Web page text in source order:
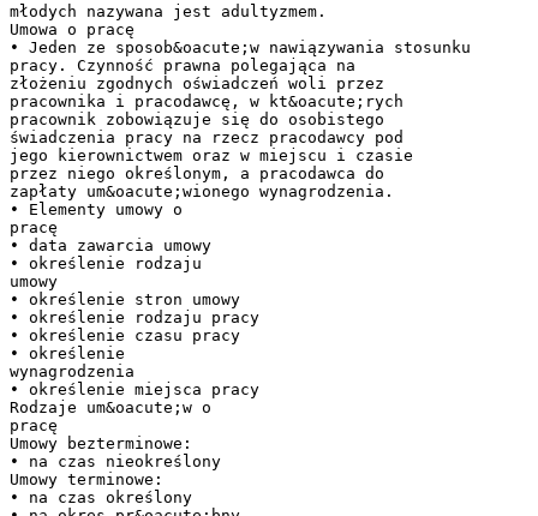
młodych nazywana jest adultyzmem.
Umowa o pracę
• Jeden ze sposob&oacute;w nawiązywania stosunku
pracy. Czynność prawna polegająca na
złożeniu zgodnych oświadczeń woli przez
pracownika i pracodawcę, w kt&oacute;rych
pracownik zobowiązuje się do osobistego
świadczenia pracy na rzecz pracodawcy pod
jego kierownictwem oraz w miejscu i czasie
przez niego określonym, a pracodawca do
zapłaty um&oacute;wionego wynagrodzenia.
• Elementy umowy o
pracę
• data zawarcia umowy
• określenie rodzaju
umowy
• określenie stron umowy
• określenie rodzaju pracy
• określenie czasu pracy
• określenie
wynagrodzenia
• określenie miejsca pracy
Rodzaje um&oacute;w o
pracę
Umowy bezterminowe:
• na czas nieokreślony
Umowy terminowe:
• na czas określony